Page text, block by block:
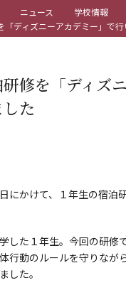
ニュース
学校情報
ディズニーアカデミー」で行
修を「ディズ
た
にかけて、１年生の宿泊
した１年生。今回の研修
行動のルールを守りなが
した。